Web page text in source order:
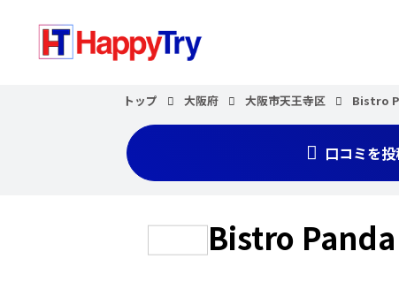
トップ 大阪府 大阪市天王寺区 Bistro
口コミを
Bistro Panda